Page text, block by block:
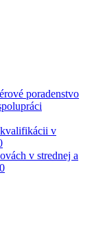
poradenstvo
v
v strednej a